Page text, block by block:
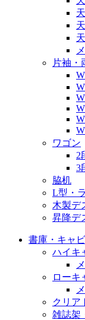
片袖・
ワゴン
2
3
脇机
L型・
木製デ
昇降デ
書庫・キャ
ハイキ
ローキ
クリア
雑誌架